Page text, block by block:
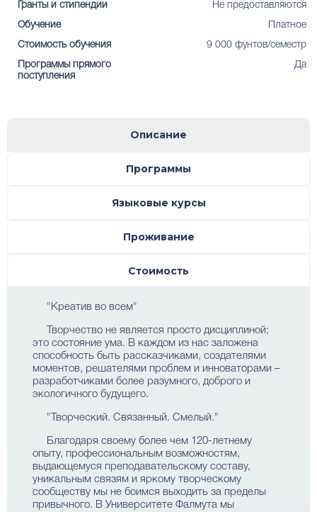
Гранты и стипендии Не предоставляются
Обучение Платное
Стоимость обучения 9 000 фунтов/семестр
Программы прямого
поступления
Да
Описание
Программы
Языковые курсы
Проживание
Стоимость
"Креатив во всем"
Творчество не является просто дисциплиной;
это состояние ума. В каждом из нас заложена
способность быть рассказчиками, создателями
моментов, решателями проблем и инноваторами –
разработчиками более разумного, доброго и
экологичного будущего.
"Творческий. Связанный. Смелый."
Благодаря своему более чем 120-летнему
опыту, профессиональным возможностям,
выдающемуся преподавательскому составу,
уникальным связям и яркому творческому
сообществу мы не боимся выходить за пределы
привычного. В Университете Фалмута мы